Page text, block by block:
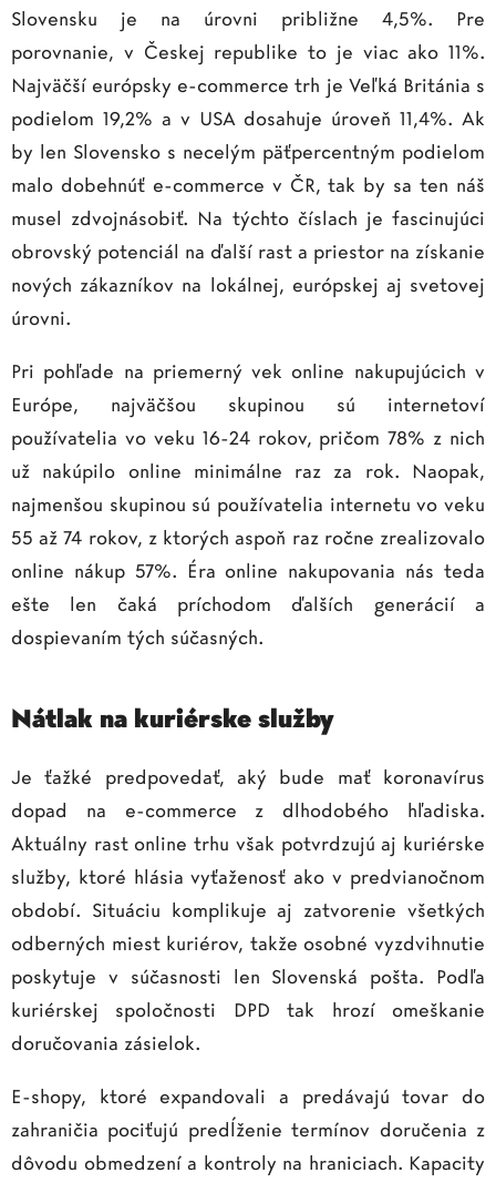
Slovensku je na úrovni približne 4,5%. Pre
porovnanie, v Českej republike to je viac ako 11%.
Najväčší európsky e-commerce trh je Veľká Británia s
podielom 19,2% a v USA dosahuje úroveň 11,4%. Ak
by len Slovensko s necelým päťpercentným podielom
malo dobehnúť e-commerce v ČR, tak by sa ten náš
musel zdvojnásobiť. Na týchto číslach je fascinujúci
obrovský potenciál na ďalší rast a priestor na získanie
nových zákazníkov na lokálnej, európskej aj svetovej
úrovni.
Pri pohľade na priemerný vek online nakupujúcich v
Európe, najväčšou skupinou sú internetoví
používatelia vo veku 16-24 rokov, pričom 78% z nich
už nakúpilo online minimálne raz za rok. Naopak,
najmenšou skupinou sú používatelia internetu vo veku
55 až 74 rokov, z ktorých aspoň raz ročne zrealizovalo
online nákup 57%. Éra online nakupovania nás teda
ešte len čaká príchodom ďalších generácií a
dospievaním tých súčasných.
Nátlak na kuriérske služby
Je ťažké predpovedať, aký bude mať koronavírus
dopad na e-commerce z dlhodobého hľadiska.
Aktuálny rast online trhu však potvrdzujú aj kuriérske
služby, ktoré hlásia vyťaženosť ako v predvianočnom
období. Situáciu komplikuje aj zatvorenie všetkých
odberných miest kuriérov, takže osobné vyzdvihnutie
poskytuje v súčasnosti len Slovenská pošta. Podľa
kuriérskej spoločnosti DPD tak hrozí omeškanie
doručovania zásielok.
E-shopy, ktoré expandovali a predávajú tovar do
zahraničia pociťujú predĺženie termínov doručenia z
dôvodu obmedzení a kontroly na hraniciach. Kapacity